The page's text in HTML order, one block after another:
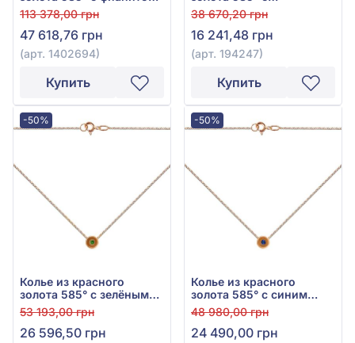
арт. 1402694
113 378,00 грн
47 618,76 грн
(арт. 1402694)
Купить
фианитами, арт. 194247
38 670,20 грн
16 241,48 грн
(арт. 194247)
Купить
-50%
Колье из красного
золота 585° с зелёным
изумрудом 0,06ct, арт. 1-
6110001.2.5
53 193,00 грн
26 596,50 грн
-50%
Колье из красного
золота 585° с синим
сапфиром 0,07ct, арт. 1-
6120001.2.5
48 980,00 грн
24 490,00 грн